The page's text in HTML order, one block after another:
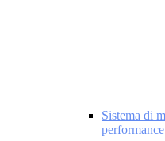
Sistema di
performance